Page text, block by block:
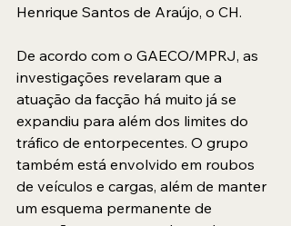
Henrique Santos de Araújo, o CH.
De acordo com o GAECO/MPRJ, as
investigações revelaram que a
atuação da facção há muito já se
expandiu para além dos limites do
tráfico de entorpecentes. O grupo
também está envolvido em roubos
de veículos e cargas, além de manter
um esquema permanente de